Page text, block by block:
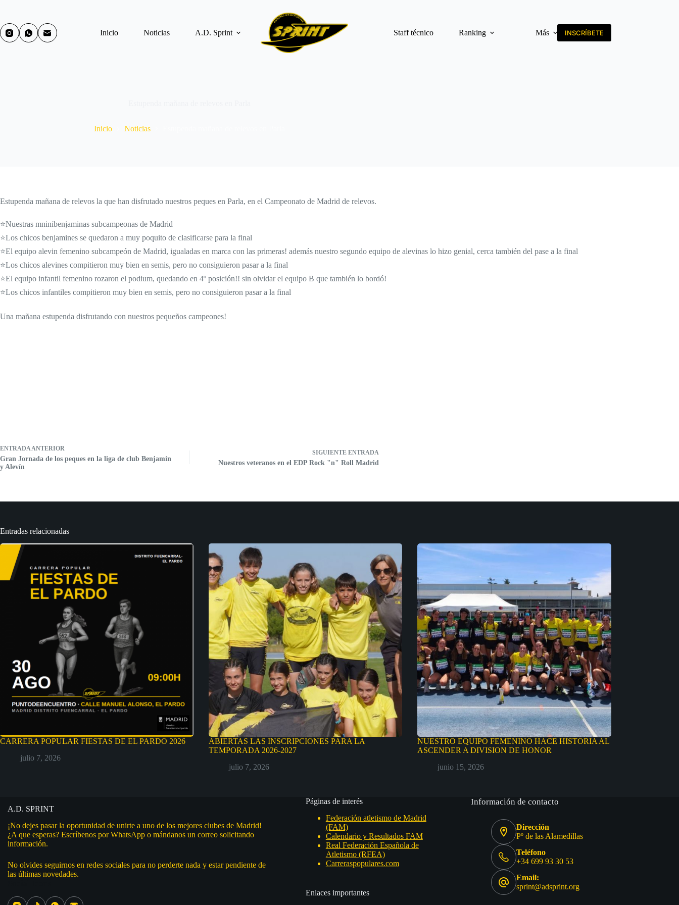
Inicio Noticias A.D. Sprint Staff técnico Ranking Más INSCRÍBETE
Inicio Noticias
Estupenda mañana de relevos la que han disfrutado nuestros peques en Parla, en el Campeonato de Madrid de relevos.
⭐Nuestras mninibenjaminas subcampeonas de Madrid
⭐Los chicos benjamines se quedaron a muy poquito de clasificarse para la final
⭐El equipo alevin femenino subcampeón de Madrid, igualadas en marca con las primeras! además nuestro segundo equipo de alevinas lo hizo genial, cerca también del pase a la final
⭐Los chicos alevines compitieron muy bien en semis, pero no consiguieron pasar a la final
⭐El equipo infantil femenino rozaron el podium, quedando en 4º posición!! sin olvidar el equipo B que también lo bordó!
⭐Los chicos infantiles compitieron muy bien en semis, pero no consiguieron pasar a la final
Una mañana estupenda disfrutando con nuestros pequeños campeones!
ENTRADAANTERIOR
Gran Jornada de los peques en la liga de club Benjamín
y Alevín
SIGUIENTE ENTRADA
Nuestros veteranos en el EDP Rock "n" Roll Madrid
Entradas relacionadas
CARRERA POPULAR FIESTAS DE EL PARDO 2026
julio 7, 2026
ABIERTAS LAS INSCRIPCIONES PARA LA
TEMPORADA 2026-2027
julio 7, 2026
NUESTRO EQUIPO FEMENINO HACE HISTORIA AL
ASCENDER A DIVISION DE HONOR
junio 15, 2026
A.D. SPRINT
¡No dejes pasar la oportunidad de unirte a uno de los mejores clubes de Madrid!
¿A que esperas? Escríbenos por WhatsApp o mándanos un correo solicitando
información.
No olvides seguirnos en redes sociales para no perderte nada y estar pendiente de
las últimas novedades.
Páginas de interés
Federación atletismo de Madrid
(FAM)
Calendario y Resultados FAM
Real Federación Española de
Atletismo (RFEA)
Carreraspopulares.com
Enlaces importantes
Información de contacto
Dirección
Pº de las Alamedillas
Teléfono
+34 699 93 30 53
Email:
sprint@adsprint.org